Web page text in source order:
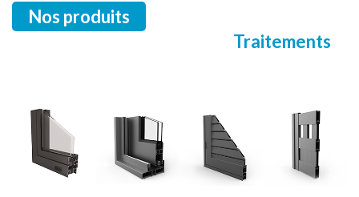
Nos produits
Traitements